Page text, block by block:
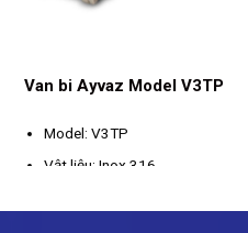
Van bi Ayvaz Model V3TP
Model: V3TP
Vật liệu: Inox 316